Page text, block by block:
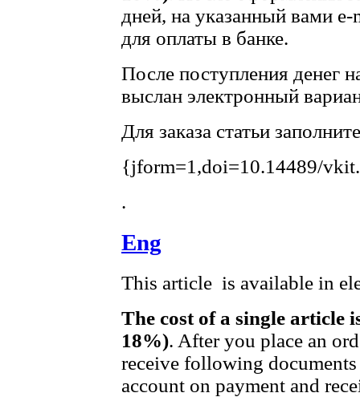
дней, на указанный вами
для оплаты в банке.
После поступления денег
выслан электронный
Для заказа статьи
{jform=1,doi=10.14489/
.
Eng
This article is available in
The cost of a single article
18%). After you place an
receive following
account on payment and